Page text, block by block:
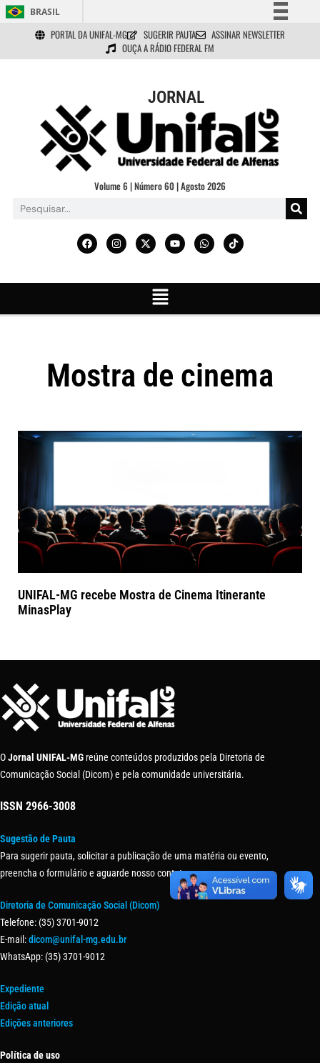
BRASIL
Simplifique!
Comunica BR
Acesso à informação
Legislação
Canais
PORTAL DA UNIFAL-MG SUGERIR PAUTA
ASSINAR NEWSLETTER
OUÇA A RÁDIO FEDERAL FM
JORNAL
Volume 6 | Número 60 | Agosto 2026
Mostra de cinema
UNIFAL-MG recebe Mostra de Cinema Itinerante
MinasPlay
OJornal UNIFAL-MG reúne conteúdos produzidos pela Diretoria de
Comunicação Social (Dicom) e pela comunidade universitária.
ISSN 2966-3008
Sugestão de Pauta
Para sugerir pauta, solicitar a publicação de uma matéria ou evento,
preencha o formulário e aguarde nosso contato.
Diretoria de Comunicação Social (Dicom)
Telefone: (35) 3701-9012
E-mail:dicom@unifal-mg.edu.br
WhatsApp: (35) 3701-9012
Expediente
Edição atual
Edições anteriores
Política de uso